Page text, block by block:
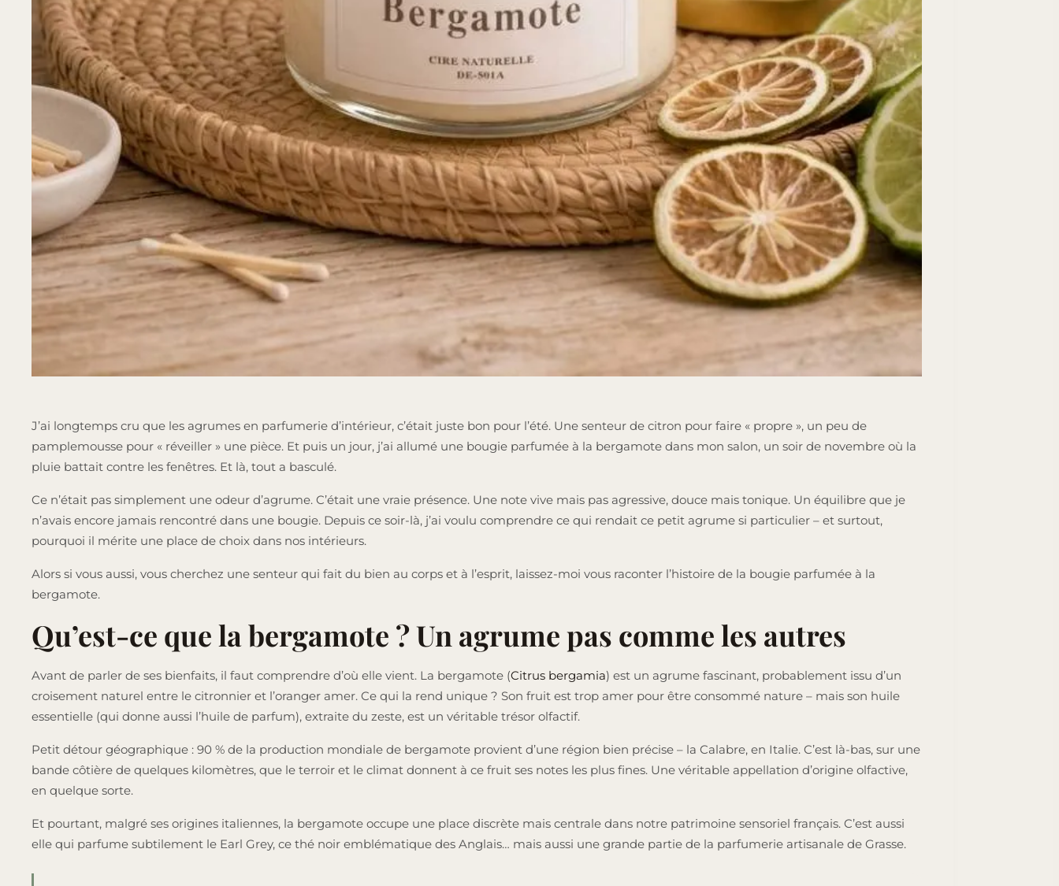
J’ai longtemps cru que les agrumes en parfumerie d’intérieur, c’était juste bon pour l’été. Une senteur de citron pour faire « propre », un peu de
pamplemousse pour « réveiller » une pièce. Et puis un jour, j’ai allumé une bougie parfumée à la bergamote dans mon salon, un soir de novembre où la
pluie battait contre les fenêtres. Et là, tout a basculé.
Ce n’était pas simplement une odeur d’agrume. C’était une vraie présence. Une note vive mais pas agressive, douce mais tonique. Un équilibre que je
n’avais encore jamais rencontré dans une bougie. Depuis ce soir-là, j’ai voulu comprendre ce qui rendait ce petit agrume si particulier – et surtout,
pourquoi il mérite une place de choix dans nos intérieurs.
Alors si vous aussi, vous cherchez une senteur qui fait du bien au corps et à l’esprit, laissez-moi vous raconter l’histoire de la bougie parfumée à la
bergamote.
Qu’est-ce que la bergamote ? Un agrume pas comme les autres
Avant de parler de ses bienfaits, il faut comprendre d’où elle vient. La bergamote (Citrus bergamia) est un agrume fascinant, probablement issu d’un
croisement naturel entre le citronnier et l’oranger amer. Ce qui la rend unique ? Son fruit est trop amer pour être consommé nature – mais son huile
essentielle (qui donne aussi l’huile de parfum), extraite du zeste, est un véritable trésor olfactif.
Petit détour géographique : 90 % de la production mondiale de bergamote provient d’une région bien précise – la Calabre, en Italie. C’est là-bas, sur une
bande côtière de quelques kilomètres, que le terroir et le climat donnent à ce fruit ses notes les plus fines. Une véritable appellation d’origine olfactive,
en quelque sorte.
Et pourtant, malgré ses origines italiennes, la bergamote occupe une place discrète mais centrale dans notre patrimoine sensoriel français. C’est aussi
elle qui parfume subtilement le Earl Grey, ce thé noir emblématique des Anglais… mais aussi une grande partie de la parfumerie artisanale de Grasse.